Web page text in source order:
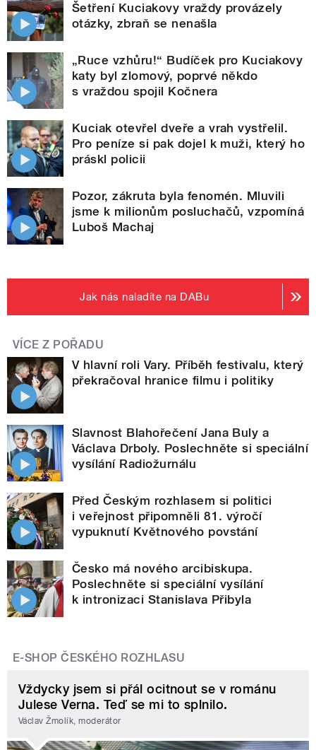
Šetření Kuciakovy vraždy provázely
otázky, zbraň se nenašla
„Ruce vzhůru!“ Budíček pro Kuciakovy
katy byl zlomový, poprvé někdo
s vraždou spojil Kočnera
Kuciak otevřel dveře a vrah vystřelil.
Pro peníze si pak dojel k muži, který ho
práskl policii
Pozor, zákruta byla fenomén. Mluvili
jsme k milionům posluchačů, vzpomíná
Luboš Machaj
Jak nás naladíte na DABu
VÍCE Z POŘADU
V hlavní roli Vary. Příběh festivalu, který
překračoval hranice filmu i politiky
Slavnost Blahořečení Jana Buly a
Václava Drboly. Poslechněte si speciální
vysílání Radiožurnálu
Před Českým rozhlasem si politici
i veřejnost připomněli 81. výročí
vypuknutí Květnového povstání
Česko má nového arcibiskupa.
Poslechněte si speciální vysílání
k intronizaci Stanislava Přibyla
E-SHOP ČESKÉHO ROZHLASU
Vždycky jsem si přál ocitnout se v románu
Julese Verna. Teď se mi to splnilo.
Václav Žmolík, moderátor